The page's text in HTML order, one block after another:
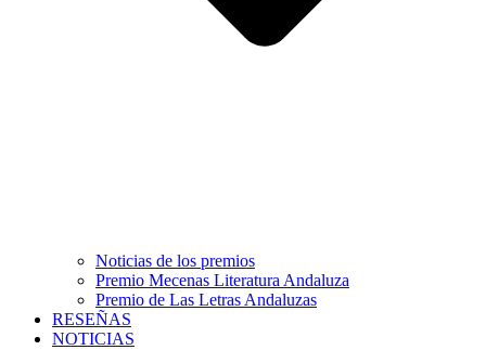
Noticias de los premios
Premio Mecenas Literatura Andaluza
Premio de Las Letras Andaluzas
RESEÑAS
NOTICIAS